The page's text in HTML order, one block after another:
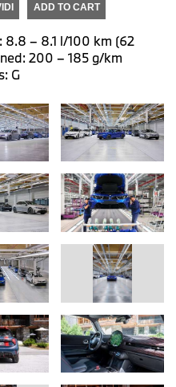
ADD TO CART
8.8 – 8.1 l/100 km (62
200 – 185 g/km
G